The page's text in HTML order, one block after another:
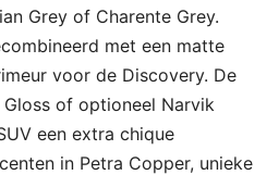
Grey of Charente Grey.
met een matte
voor de Discovery. De
of optioneel Narvik
een extra chique
in Petra Copper, unieke